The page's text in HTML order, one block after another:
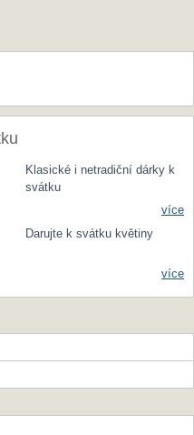
Klasické i netradiční dárky k
svátku
více
Darujte k svátku květiny
více